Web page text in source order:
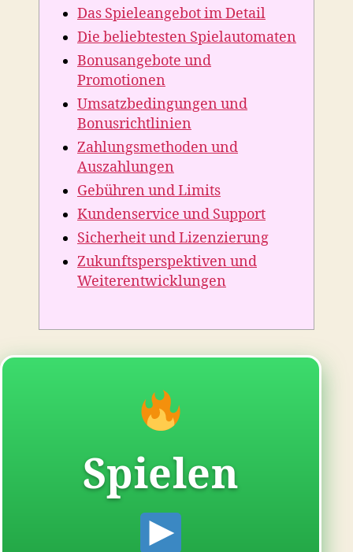
für
deutsche
Das Spieleangebot im Detail
Die beliebtesten Spielautomaten
Bonusangebote und
Promotionen
Umsatzbedingungen und
Bonusrichtlinien
Zahlungsmethoden und
Auszahlungen
Gebühren und Limits
Kundenservice und Support
Sicherheit und Lizenzierung
Zukunftsperspektiven und
Weiterentwicklungen
Spielen